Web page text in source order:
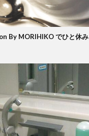
By MORIHIKO でひと休み